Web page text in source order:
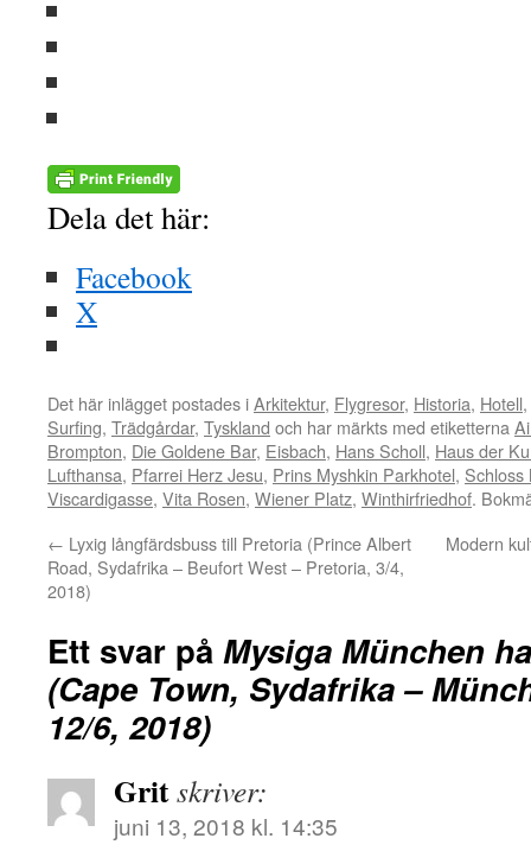
Dela det här:
Facebook
X
Det här inlägget postades iArkitektur, Flygresor, Historia, Hotell,
Surfing, Trädgårdar, Tyskland och har märkts med etiketterna
Brompton, Die Goldene Bar, Eisbach, Hans Scholl, Haus der
Lufthansa, Pfarrei Herz Jesu, Prins Myshkin Parkhotel, Schloss
Viscardigasse, Vita Rosen, Wiener Platz, Winthirfriedhof.
← Lyxig långfärdsbuss till Pretoria (Prince Albert
Road, Sydafrika – Beufort West – Pretoria, 3/4,
2018)
Modern
Ett svar på Mysiga München
(Cape Town, Sydafrika –
12/6, 2018)
Gritskriver:
juni 13, 2018 kl. 14:35